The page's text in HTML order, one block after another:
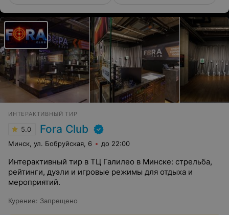
ИНТЕРАКТИВНЫЙ ТИР
5.0 Fora Club
Минск, ул. Бобруйская, 6 до 22:00
Интерактивный тир в ТЦ Галилео в Минске: стрельба,
рейтинги, дуэли и игровые режимы для отдыха и
мероприятий.
Курение: Запрещено